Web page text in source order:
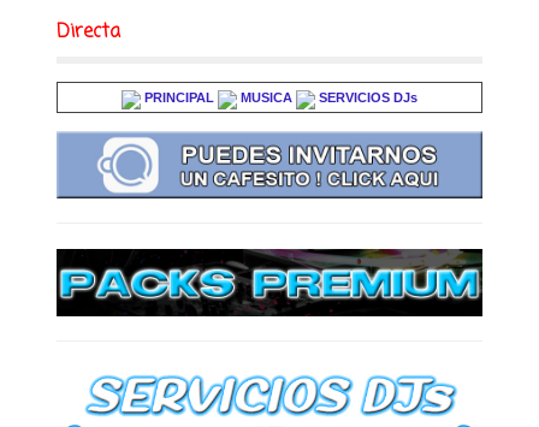
Directa
PRINCIPAL MUSICA SERVICIOS DJs